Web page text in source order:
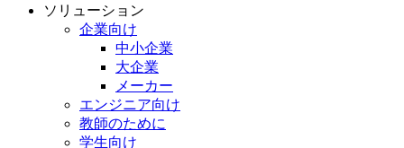
ソリューション
企業向け
中小企業
大企業
メーカー
エンジニア向け
教師のために
学生向け